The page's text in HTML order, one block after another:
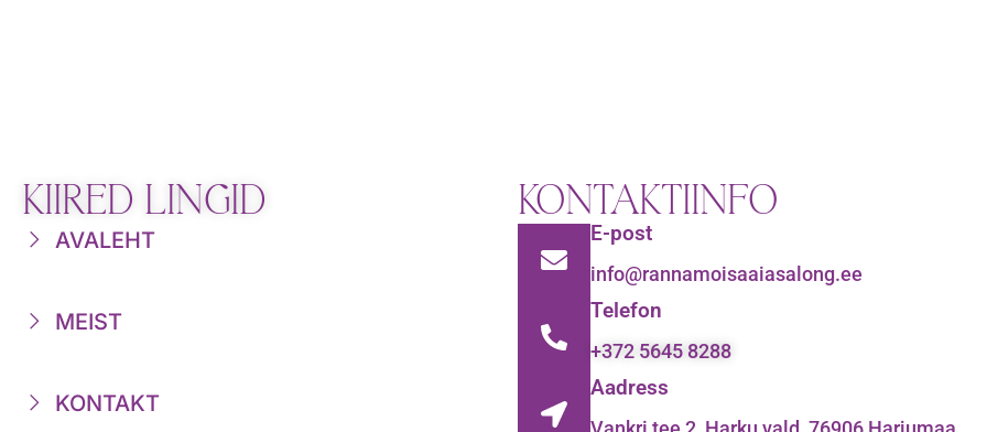
KIIRED LINGID
AVALEHT
MEIST
KONTAKT
KONTAKTIINFO
E-post
info@rannamoisaaiasalong.ee
Telefon
+372 5645 8288
Aadress